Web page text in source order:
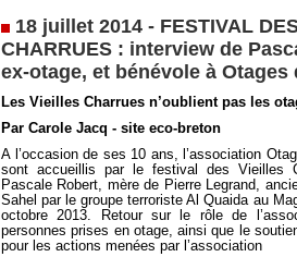
18 juillet 2014 - FESTIVAL
CHARRUES : interview de
ex-otage, et bénévole à
Les Vieilles Charrues n’oublient pas les
Par Carole Jacq - site eco-breton
A l’occasion de ses 10 ans, l’association
sont accueillis par le festival des Vieilles
Pascale Robert, mère de Pierre Legrand,
Sahel par le groupe terroriste Al Quaida au
octobre 2013. Retour sur le rôle de
personnes prises en otage, ainsi que le
pour les actions menées par l’association